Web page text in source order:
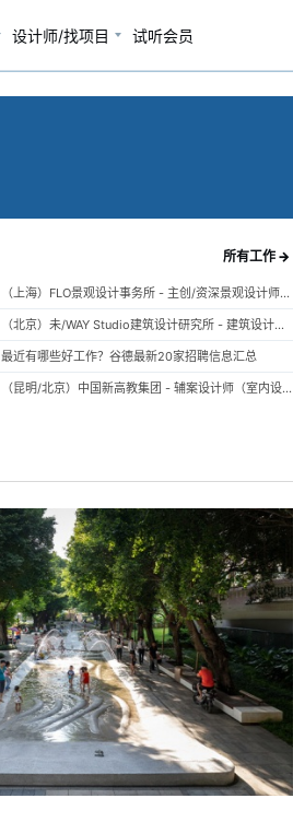
设计师/找项目 试听会员
所有工作 →
（上海）FLO景观设计事务所 - 主创/资深景观设计师 / 景观设计师 / 设计实习生 / 商务行政助理 / 助理施工图设计师
（北京）未/WAY Studio建筑设计研究所 - 建筑设计师 / 助理设计师/初级设计师 / 实习生 / 办公室行政与商务助理
最近有哪些好工作？谷德最新20家招聘信息汇总
（昆明/北京）中国新高教集团 - 辅案设计师（室内设计） / 辅案设计师（景观设计）/ 生活空间组长/教学空间组长 / 平面设计高级经理 / 展陈设计高级经理